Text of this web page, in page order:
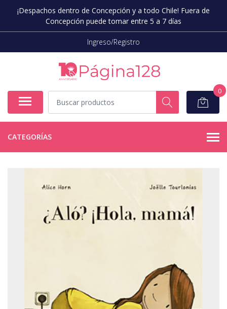
¡Despachos dentro de Concepción y a todo Chile! Fuera de
Concepción puede tomar entre 5 a 7 días
Ingreso/Registro
0
CATEGORÍAS